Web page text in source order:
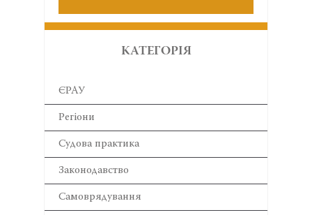
КАТЕГОРІЯ
ЄРАУ
Регіони
Cудова практика
Законодавство
Самоврядування